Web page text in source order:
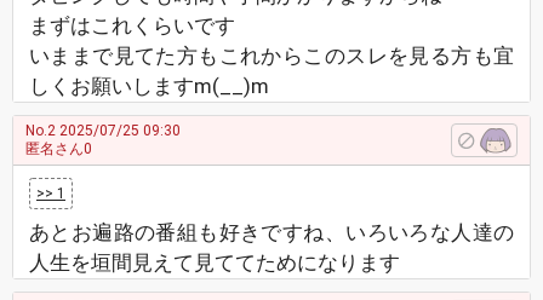
まずはこれくらいです
いままで見てた方もこれからこのスレを見る方も宜
しくお願いしますm(__)m
No.2 2025/07/25 09:30
匿名さん0
>> 1
あとお遍路の番組も好きですね、いろいろな人達の
人生を垣間見えて見ててためになります